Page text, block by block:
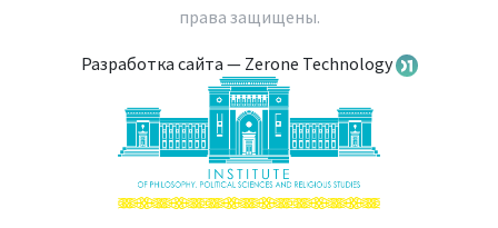
права защищены.
Разработка сайта — Zerone Technology